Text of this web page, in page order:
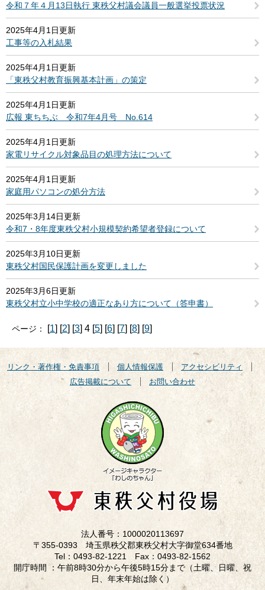
令和７年４月13日執行 東秩父村議会議員一般選挙投票状況
2025年4月1日更新
工事等の入札結果
2025年4月1日更新
「東秩父村教育振興基本計画」の策定
2025年4月1日更新
広報 東ちちぶ 令和7年4月号 No.614
2025年4月1日更新
家電リサイクル対象品目の処理方法について
2025年4月1日更新
家庭用パソコンの処分方法
2025年3月14日更新
令和7・8年度東秩父村小規模契約希望者登録について
2025年3月10日更新
東秩父村国民保護計画を変更しました
2025年3月6日更新
東秩父村立小中学校の適正なあり方について（答申書）
ページ： [1] [2] [3] 4 [5] [6] [7] [8] [9]
リンク・著作権・免責事項 個人情報保護
アクセシビリティ
広告掲載について
お問い合わせ
法人番号：1000020113697
〒355-0393 埼玉県秩父郡東秩父村大字御堂634番地
Tel：0493-82-1221 Fax：0493-82-1562
開庁時間 ：午前8時30分から午後5時15分まで（土曜、日曜、祝
日、年末年始は除く）